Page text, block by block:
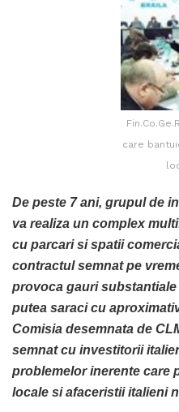
care
De peste 7 ani, grupul de
va realiza un complex
cu parcari si spatii
contractul semnat pe
provoca gauri
putea saraci cu
Comisia desemnata de
semnat cu investitorii
problemelor inerente care
locale si afaceristii italieni